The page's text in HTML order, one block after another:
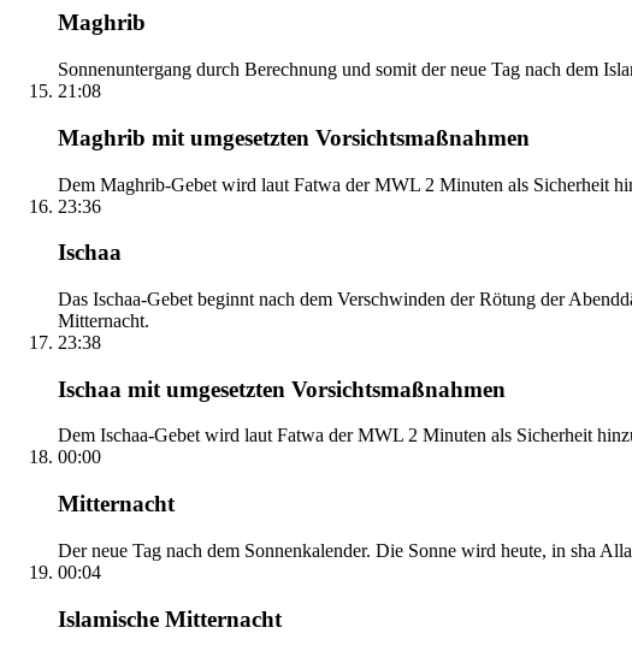
Maghrib
Sonnenuntergang durch Berechnung und somit der neue Tag nach dem
21:08
Maghrib mit umgesetzten Vorsichtsmaßnahmen
Dem Maghrib-Gebet wird laut Fatwa der MWL 2 Minuten als Sicherheit
23:36
Ischaa
Das Ischaa-Gebet beginnt nach dem Verschwinden der Rötung der
Mitternacht.
23:38
Ischaa mit umgesetzten Vorsichtsmaßnahmen
Dem Ischaa-Gebet wird laut Fatwa der MWL 2 Minuten als Sicherheit
00:00
Mitternacht
Der neue Tag nach dem Sonnenkalender. Die Sonne wird heute, in sha
00:04
Islamische Mitternacht